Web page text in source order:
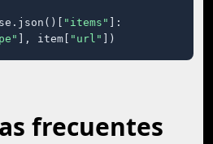
"items"
]:
], item[ "url" ])
frecuentes